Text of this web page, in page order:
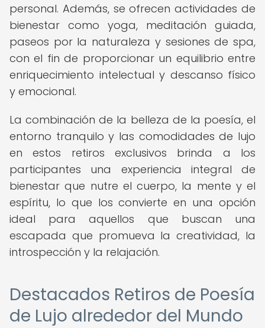
personal. Además, se ofrecen actividades de
bienestar como yoga, meditación guiada,
paseos por la naturaleza y sesiones de spa,
con el fin de proporcionar un equilibrio entre
enriquecimiento intelectual y descanso físico
y emocional.
La combinación de la belleza de la poesía, el
entorno tranquilo y las comodidades de lujo
en estos retiros exclusivos brinda a los
participantes una experiencia integral de
bienestar que nutre el cuerpo, la mente y el
espíritu, lo que los convierte en una opción
ideal para aquellos que buscan una
escapada que promueva la creatividad, la
introspección y la relajación.
Destacados Retiros de Poesía
de Lujo alrededor del Mundo